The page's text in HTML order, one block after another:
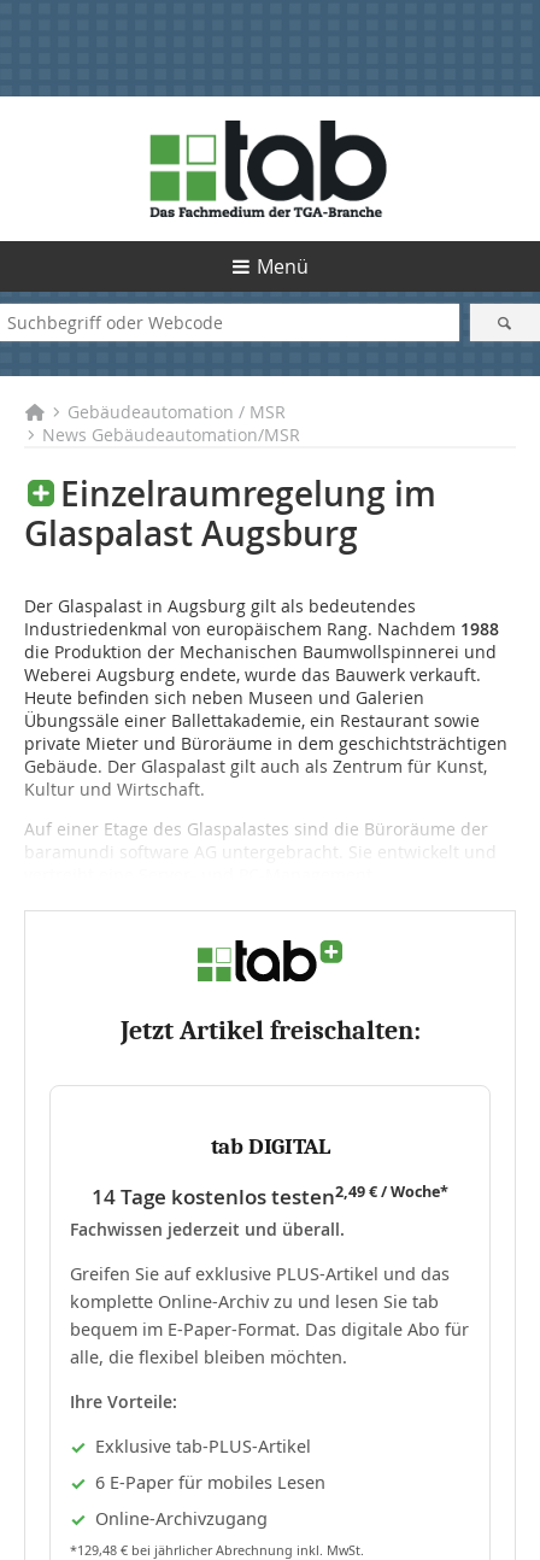
Menü
Gebäudeautomation / MSR
News Gebäudeautomation/MSR
Einzelraumregelung im
Glaspalast Augsburg
Der Glaspalast in Augsburg gilt als bedeutendes
Industriedenkmal von europäischem Rang. Nachdem 1988
die Produktion der Mechanischen Baumwollspinnerei und
Weberei Augsburg endete, wurde das Bauwerk verkauft.
Heute befinden sich neben Museen und Galerien
Übungssäle einer Ballettakademie, ein Restaurant sowie
private Mieter und Büroräume in dem geschichtsträchtigen
Gebäude. Der Glaspalast gilt auch als Zentrum für Kunst,
Kultur und Wirtschaft.
Auf einer Etage des Glaspalastes sind die Büroräume der
baramundi software AG untergebracht. Sie entwickelt und
Jetzt Artikel freischalten:
tab DIGITAL
14 Tage kostenlos testen2,49 € / Woche*
Fachwissen jederzeit und überall.
Greifen Sie auf exklusive PLUS-Artikel und das
komplette Online-Archiv zu und lesen Sie tab
bequem im E-Paper-Format. Das digitale Abo für
alle, die flexibel bleiben möchten.
Ihre Vorteile:
Exklusive tab-PLUS-Artikel
6 E-Paper für mobiles Lesen
Online-Archivzugang
*129,48 € bei jährlicher Abrechnung inkl. MwSt.